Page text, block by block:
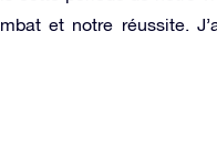
et notre réussite.